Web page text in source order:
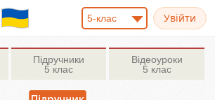
5-клас
Підручники
5 клас
Відеоуроки
5 клас